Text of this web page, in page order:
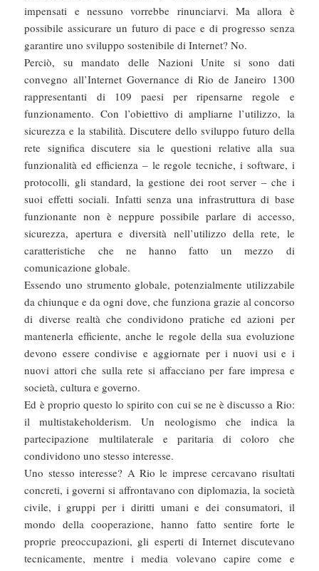
impensati e nessuno vorrebbe rinunciarvi. Ma allora è
possibile assicurare un futuro di pace e di progresso senza
garantire uno sviluppo sostenibile di Internet? No.
Perciò, su mandato delle Nazioni Unite si sono dati
convegno all’Internet Governance di Rio de Janeiro 1300
rappresentanti di 109 paesi per ripensarne regole e
funzionamento. Con l’obiettivo di ampliarne l’utilizzo, la
sicurezza e la stabilità. Discutere dello sviluppo futuro della
rete significa discutere sia le questioni relative alla sua
funzionalità ed efficienza – le regole tecniche, i software, i
protocolli, gli standard, la gestione dei root server – che i
suoi effetti sociali. Infatti senza una infrastruttura di base
funzionante non è neppure possibile parlare di accesso,
sicurezza, apertura e diversità nell’utilizzo della rete, le
caratteristiche che ne hanno fatto un mezzo di
comunicazione globale.
Essendo uno strumento globale, potenzialmente utilizzabile
da chiunque e da ogni dove, che funziona grazie al concorso
di diverse realtà che condividono pratiche ed azioni per
mantenerla efficiente, anche le regole della sua evoluzione
devono essere condivise e aggiornate per i nuovi usi e i
nuovi attori che sulla rete si affacciano per fare impresa e
società, cultura e governo.
Ed è proprio questo lo spirito con cui se ne è discusso a Rio:
il multistakeholderism. Un neologismo che indica la
partecipazione multilaterale e paritaria di coloro che
condividono uno stesso interesse.
Uno stesso interesse? A Rio le imprese cercavano risultati
concreti, i governi si affrontavano con diplomazia, la società
civile, i gruppi per i diritti umani e dei consumatori, il
mondo della cooperazione, hanno fatto sentire forte le
proprie preoccupazioni, gli esperti di Internet discutevano
tecnicamente, mentre i media volevano capire come e